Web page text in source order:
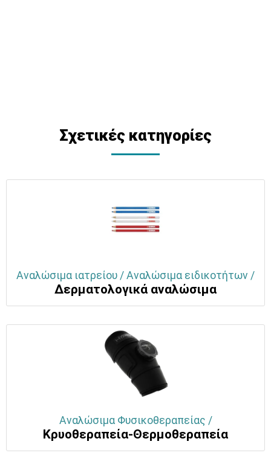
Σχετικές κατηγορίες
Αναλώσιμα ιατρείου / Αναλώσιμα ειδικοτήτων /
Δερματολογικά αναλώσιμα
Αναλώσιμα Φυσικοθεραπείας /
Κρυοθεραπεία-Θερμοθεραπεία